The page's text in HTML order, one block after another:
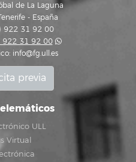
de La Laguna
- España
922 31 92 00
922 31 92 00
info@fg.ull.es
previa
ULL
Virtual